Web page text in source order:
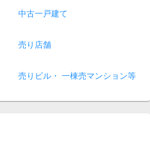
中古一戸建て
売り店舗
売りビル・ 一棟売マンション等